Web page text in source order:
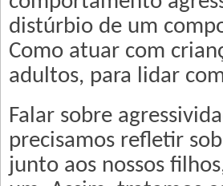
distúrbio de um
Como atuar com
adultos, para lidar
Falar sobre
precisamos refletir
junto aos nossos